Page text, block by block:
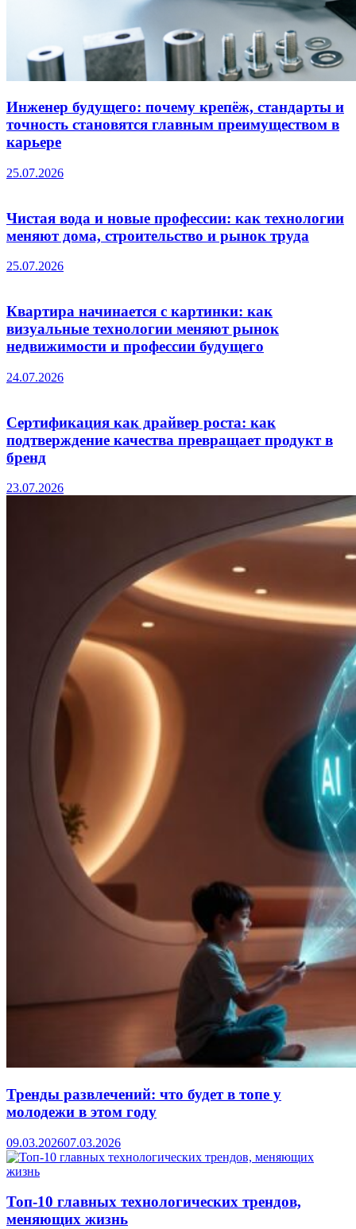
Инженер будущего: почему крепёж, стандарты и
точность становятся главным преимуществом в
карьере
25.07.2026
Чистая вода и новые профессии: как технологии
меняют дома, строительство и рынок труда
25.07.2026
Квартира начинается с картинки: как
визуальные технологии меняют рынок
недвижимости и профессии будущего
24.07.2026
Сертификация как драйвер роста: как
подтверждение качества превращает продукт в
бренд
23.07.2026
Тренды развлечений: что будет в топе у
молодежи в этом году
09.03.202607.03.2026
Топ-10 главных технологических трендов,
меняющих жизнь